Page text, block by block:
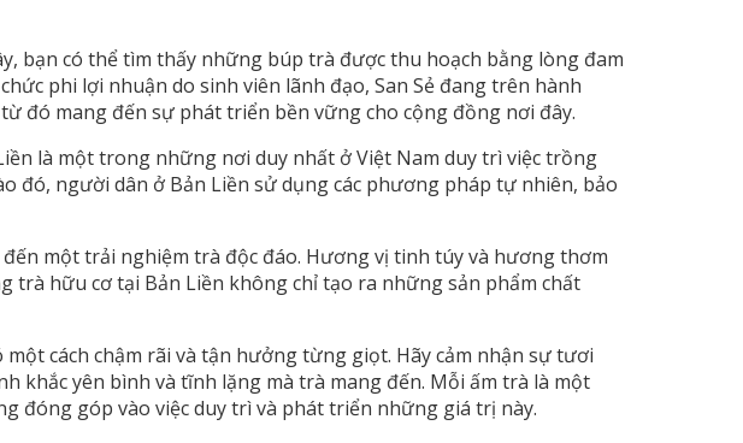
bạn có thể tìm thấy những búp trà được thu hoạch bằng lòng đam
phi lợi nhuận do sinh viên lãnh đạo, San Sẻ đang trên hành
đó mang đến sự phát triển bền vững cho cộng đồng nơi đây.
là một trong những nơi duy nhất ở Việt Nam duy trì việc trồng
đó, người dân ở Bản Liền sử dụng các phương pháp tự nhiên, bảo
một trải nghiệm trà độc đáo. Hương vị tinh túy và hương thơm
trà hữu cơ tại Bản Liền không chỉ tạo ra những sản phẩm chất
cách chậm rãi và tận hưởng từng giọt. Hãy cảm nhận sự tươi
yên bình và tĩnh lặng mà trà mang đến. Mỗi ấm trà là một
đóng góp vào việc duy trì và phát triển những giá trị này.